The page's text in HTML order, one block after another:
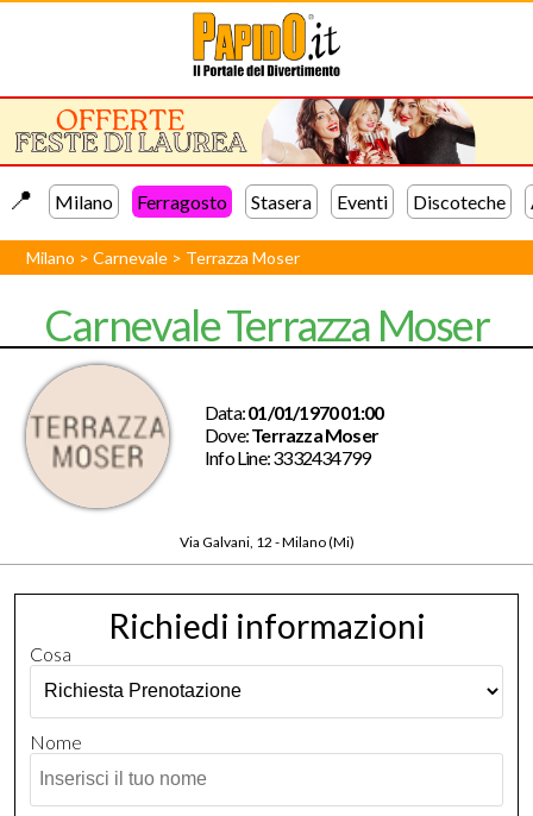
📍️ Milano Ferragosto Stasera Eventi Discoteche
Milano >Carnevale > Terrazza Moser
Carnevale Terrazza Moser
Data:01/01/1970 01:00
Dove:Terrazza Moser
Info Line:3332434799
Via Galvani, 12 - Milano (Mi)
Richiedi informazioni
Cosa
Nome